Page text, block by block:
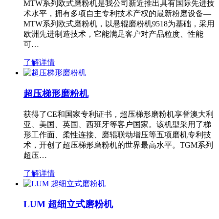
MTW系列欧式磨粉机是我公司新近推出具有国际先进技
术水平，拥有多项自主专利技术产权的最新粉磨设备—
MTW系列欧式磨粉机，以悬辊磨粉机9518为基础，采用
欧洲先进制造技术，它能满足客户对产品粒度、性能
可…
了解详情
超压梯形磨粉机
获得了CE和国家专利证书，超压梯形磨粉机享誉澳大利
亚、美国、英国、西班牙等客户国家。该机型采用了梯
形工作面、柔性连接、磨辊联动增压等五项磨机专利技
术，开创了超压梯形磨粉机的世界最高水平。TGM系列
超压…
了解详情
LUM 超细立式磨粉机